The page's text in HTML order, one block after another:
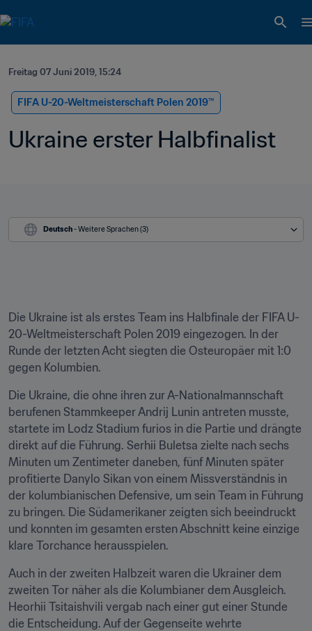
Freitag 07 Juni 2019, 15:24
FIFA U-20-Weltmeisterschaft Polen 2019™
Ukraine erster Halbfinalist
Deutsch - Weitere Sprachen (3)
Die Ukraine ist als erstes Team ins Halbfinale der FIFA U-
20-Weltmeisterschaft Polen 2019 eingezogen. In der
Runde der letzten Acht siegten die Osteuropäer mit 1:0
gegen Kolumbien.
Die Ukraine, die ohne ihren zur A-Nationalmannschaft
berufenen Stammkeeper Andrij Lunin antreten musste,
startete im Lodz Stadium furios in die Partie und drängte
direkt auf die Führung. Serhii Buletsa zielte nach sechs
Minuten um Zentimeter daneben, fünf Minuten später
profitierte Danylo Sikan von einem Missverständnis in
der kolumbianischen Defensive, um sein Team in Führung
zu bringen. Die Südamerikaner zeigten sich beeindruckt
und konnten im gesamten ersten Abschnitt keine einzige
klare Torchance herausspielen.
Auch in der zweiten Halbzeit waren die Ukrainer dem
zweiten Tor näher als die Kolumbianer dem Ausgleich.
Heorhii Tsitaishvili vergab nach einer gut einer Stunde
die Entscheidung. Auf der Gegenseite wehrte